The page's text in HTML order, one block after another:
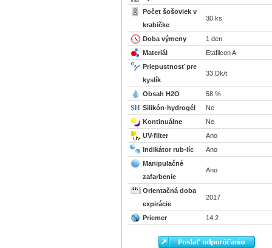
Počet šošoviek v
krabičke
30 ks
Doba výmeny
1 den
Materiál
Etafilcon A
Priepustnosť pre
kyslík
33 Dk/t
Obsah H2O
58 %
Silikón-hydrogél
Ne
Kontinuálne
Ne
UV-filter
Ano
Indikátor rub-líc
Ano
Manipulačné
zafarbenie
Ano
Orientačná doba
expirácie
2017
Priemer 14.2